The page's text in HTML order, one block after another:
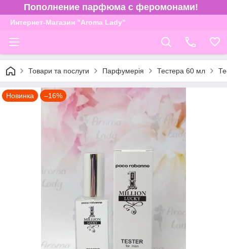
Пополнение парфюма с феромонами!
Интернет-Магазин "Aroma Lady"
Товари та послуги Парфумерія Тестера 60 мл
Новинка –16%